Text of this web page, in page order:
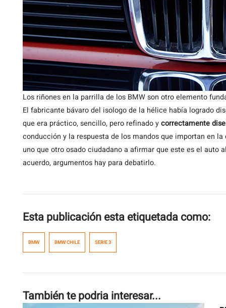
Los riñones en la parrilla de los BMW son otro elemento
El fabricante bávaro del isologo de la hélice había logrado
que era práctico, sencillo, pero refinado ycorrectamente
conducción y la respuesta de los mandos que importan en
uno que otro osado ciudadano a afirmar que este es el auto
acuerdo, argumentos hay para debatirlo.
Esta publicación esta etiquetada como:
BMW BMW CHILE SERIE 3
También te podria interesar...